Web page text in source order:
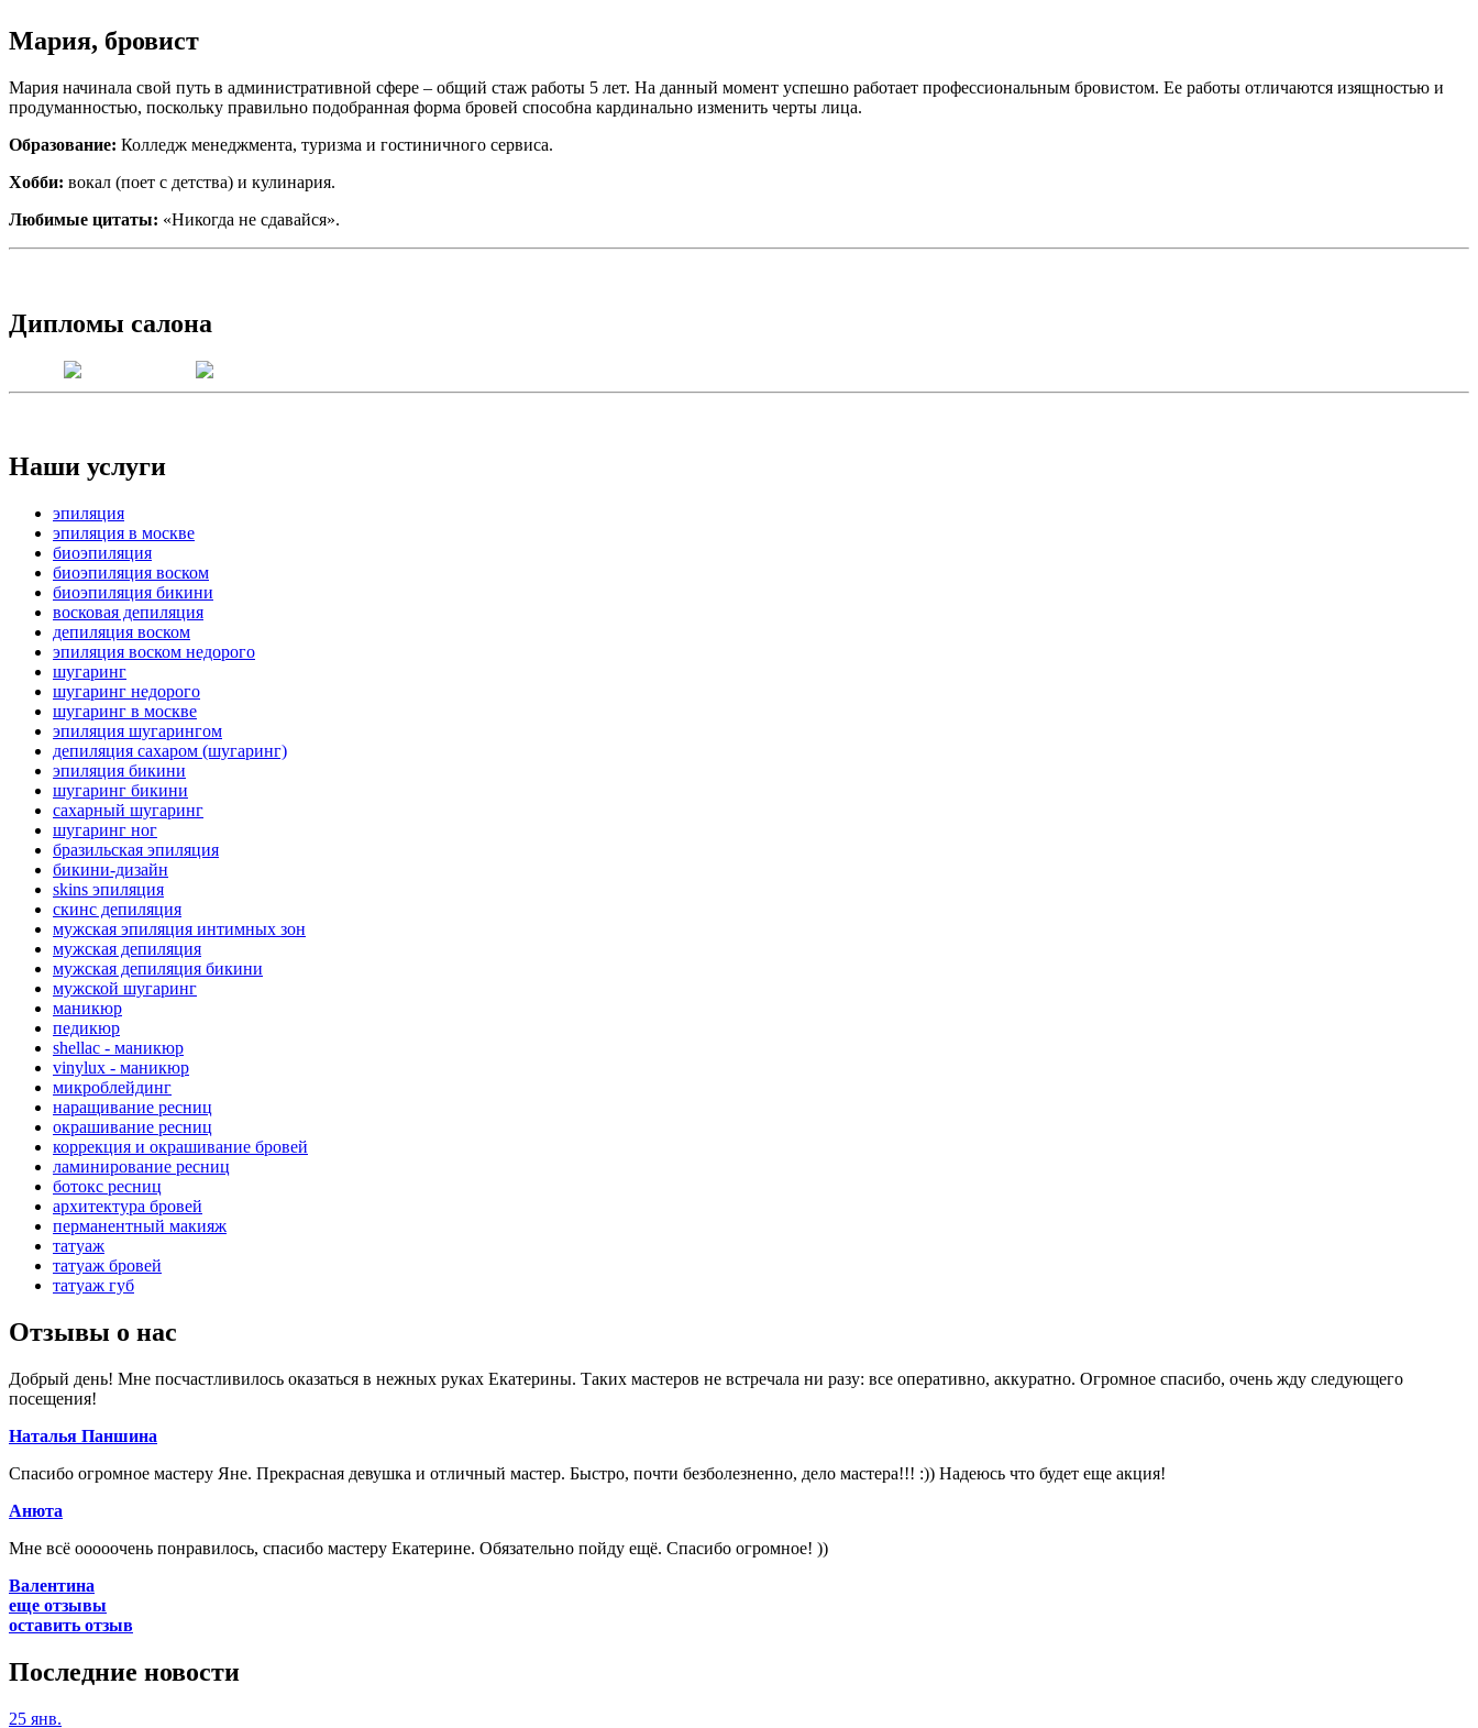
Мария, бровист
Мария начинала свой путь в административной сфере – общий стаж работы 5 лет. На данный момент успешно работает профессиональным бровистом. Ее работы отличаются изящностью и
продуманностью, поскольку правильно подобранная форма бровей способна кардинально изменить черты лица.
Образование: Колледж менеджмента, туризма и гостиничного сервиса.
Хобби: вокал (поет с детства) и кулинария.
Любимые цитаты: «Никогда не сдавайся».
Дипломы салона
Наши услуги
эпиляция
эпиляция в москве
биоэпиляция
биоэпиляция воском
биоэпиляция бикини
восковая депиляция
депиляция воском
эпиляция воском недорого
шугаринг
шугаринг недорого
шугаринг в москве
эпиляция шугарингом
депиляция сахаром (шугаринг)
эпиляция бикини
шугаринг бикини
сахарный шугаринг
шугаринг ног
бразильская эпиляция
бикини-дизайн
skins эпиляция
cкинс депиляция
мужская эпиляция интимных зон
мужская депиляция
мужская депиляция бикини
мужской шугаринг
маникюр
педикюр
shellac - маникюр
vinylux - маникюр
микроблейдинг
наращивание ресниц
окрашивание ресниц
коррекция и окрашивание бровей
ламинирование ресниц
ботокс ресниц
архитектура бровей
перманентный макияж
татуаж
татуаж бровей
татуаж губ
Отзывы о нас
Добрый день! Мне посчастливилось оказаться в нежных руках Екатерины. Таких мастеров не встречала ни разу: все оперативно, аккуратно. Огромное спасибо, очень жду следующего
посещения!
Наталья Паншина
Спасибо огромное мастеру Яне. Прекрасная девушка и отличный мастер. Быстро, почти безболезненно, дело мастера!!! :)) Надеюсь что будет еще акция!
Анюта
Мне всё ооооочень понравилось, спасибо мастеру Екатерине. Обязательно пойду ещё. Спасибо огромное! ))
Валентина
еще отзывы
оставить отзыв
Последние новости
25 янв.